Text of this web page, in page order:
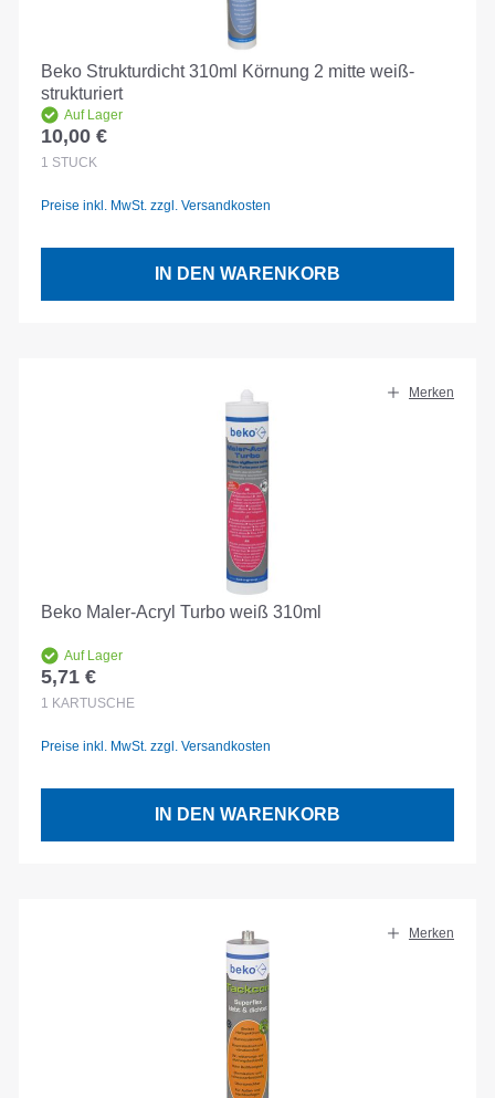
Beko Strukturdicht 310ml Körnung 2 mitte weiß-
strukturiert
Auf Lager
Regulärer Preis:
10,00 €
1 STÜCK
Preise inkl. MwSt. zzgl. Versandkosten
IN DEN WARENKORB
Merken
Beko Maler-Acryl Turbo weiß 310ml
Auf Lager
Regulärer Preis:
5,71 €
1 KARTUSCHE
Preise inkl. MwSt. zzgl. Versandkosten
IN DEN WARENKORB
Merken